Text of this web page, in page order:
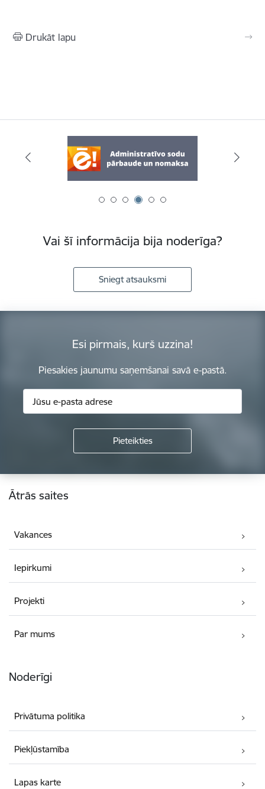
Drukāt lapu
Vai šī informācija bija noderīga?
Sniegt atsauksmi
Esi pirmais, kurš uzzina!
Piesakies jaunumu saņemšanai savā e-pastā.
Kājene
Ātrās saites
Vakances
Iepirkumi
Projekti
Par mums
Noderīgi
Privātuma politika
Piekļūstamība
Lapas karte